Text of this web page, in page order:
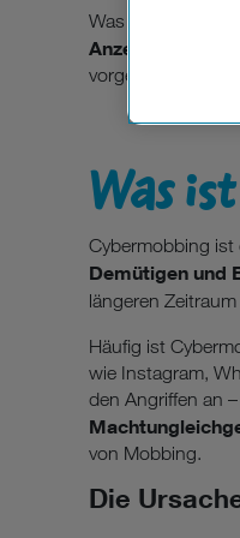
Was viele nicht
Anzeichen
vorgehen können.
Was ist
Cybermobbing ist
Demütigen und
längeren
Häufig ist
wie Instagram,
den Angriffen an
von Mobbing.
Die
Wenn
zur